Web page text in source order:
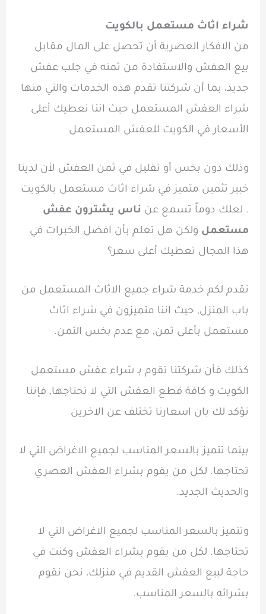
شراء اثاث مستعمل بالكويت
من الافكار العصرية أن تحصل على المال مقابل
بيع العفش والاستفادة من ثمنه في جلب عفش
جديد، بما أن شركتنا تقدم هذه الخدمات والتي منها
شراء العفش المستعمل حيث اننا نعطيك أعلى
الأسعار في الكويت للعفش المستعمل
وذلك دون بخس أو تقليل في ثمن العفش لأن لدينا
خبير تثمين متميز في شراء اثاث مستعمل بالكويت
. لعلك دوماً تسمع عن ناس يشترون عفش
مستعمل ولكن هل تعلم بأن افضل الخبرات في
هذا المجال تعطيك أعلى سعر؟
نقدم لكم خدمة شراء جميع الاثاث المستعمل من
باب المنزل, حيث اننا متميزون في شراء اثاث
مستعمل بأعلى ثمن, مع عدم بخس الثمن.
كذلك فأن شركتنا تقوم بـ شراء عفش مستعمل
الكويت و كافة قطع العفش التي لا تحتاجها, فإننا
نؤكد لك بان اسعارنا تختلف عن الاخرين
بينما تتميز بالسعر المناسب لجميع الاغراض التي لا
تحتاجها. لكل من يقوم بشراء العفش العصري
والحديث الجديد.
وتتميز بالسعر المناسب لجميع الاغراض التي لا
تحتاجها. لكل من يقوم بشراء العفش وكنت في
حاجة لبيع العفش القديم في منزلك، نحن نقوم
بشرائه بالسعر المناسب.